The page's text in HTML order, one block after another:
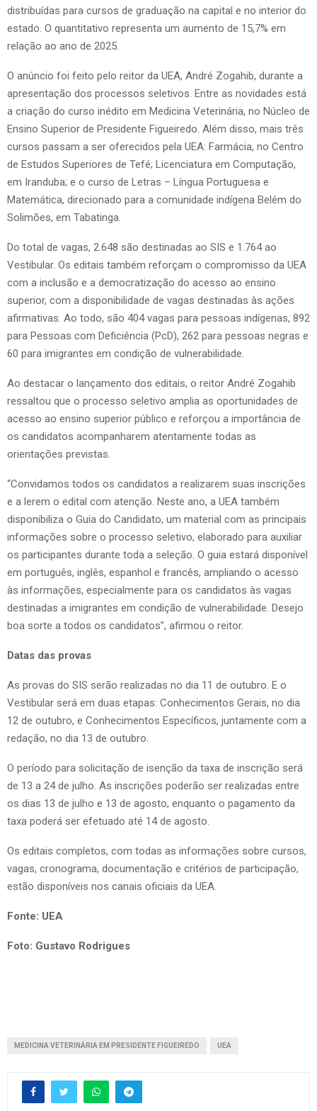
distribuídas para cursos de graduação na capital e no interior do
estado. O quantitativo representa um aumento de 15,7% em
relação ao ano de 2025.
O anúncio foi feito pelo reitor da UEA, André Zogahib, durante a
apresentação dos processos seletivos. Entre as novidades está
a criação do curso inédito em Medicina Veterinária, no Núcleo de
Ensino Superior de Presidente Figueiredo. Além disso, mais três
cursos passam a ser oferecidos pela UEA: Farmácia, no Centro
de Estudos Superiores de Tefé; Licenciatura em Computação,
em Iranduba; e o curso de Letras – Língua Portuguesa e
Matemática, direcionado para a comunidade indígena Belém do
Solimões, em Tabatinga.
Do total de vagas, 2.648 são destinadas ao SIS e 1.764 ao
Vestibular. Os editais também reforçam o compromisso da UEA
com a inclusão e a democratização do acesso ao ensino
superior, com a disponibilidade de vagas destinadas às ações
afirmativas. Ao todo, são 404 vagas para pessoas indígenas, 892
para Pessoas com Deficiência (PcD), 262 para pessoas negras e
60 para imigrantes em condição de vulnerabilidade.
Ao destacar o lançamento dos editais, o reitor André Zogahib
ressaltou que o processo seletivo amplia as oportunidades de
acesso ao ensino superior público e reforçou a importância de
os candidatos acompanharem atentamente todas as
orientações previstas.
“Convidamos todos os candidatos a realizarem suas inscrições
e a lerem o edital com atenção. Neste ano, a UEA também
disponibiliza o Guia do Candidato, um material com as principais
informações sobre o processo seletivo, elaborado para auxiliar
os participantes durante toda a seleção. O guia estará disponível
em português, inglês, espanhol e francês, ampliando o acesso
às informações, especialmente para os candidatos às vagas
destinadas a imigrantes em condição de vulnerabilidade. Desejo
boa sorte a todos os candidatos”, afirmou o reitor.
Datas das provas
As provas do SIS serão realizadas no dia 11 de outubro. E o
Vestibular será em duas etapas: Conhecimentos Gerais, no dia
12 de outubro, e Conhecimentos Específicos, juntamente com a
redação, no dia 13 de outubro.
O período para solicitação de isenção da taxa de inscrição será
de 13 a 24 de julho. As inscrições poderão ser realizadas entre
os dias 13 de julho e 13 de agosto, enquanto o pagamento da
taxa poderá ser efetuado até 14 de agosto.
Os editais completos, com todas as informações sobre cursos,
vagas, cronograma, documentação e critérios de participação,
estão disponíveis nos canais oficiais da UEA.
Fonte: UEA
Foto: Gustavo Rodrigues
MEDICINA VETERINÁRIA EM PRESIDENTE FIGUEIREDO UEA